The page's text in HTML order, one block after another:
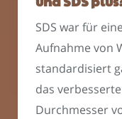
SDS war für
Aufnahme von
standardisiert
das
Durchmesser